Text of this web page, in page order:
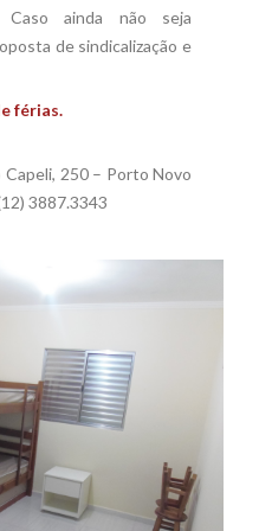
Caso ainda não seja
de sindicalização e
férias.
Capeli, 250 – Porto Novo
3887.3343